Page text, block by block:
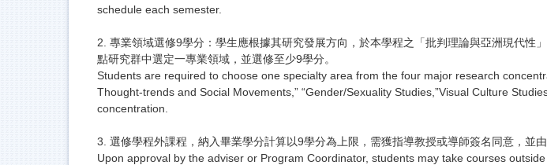
schedule each semester.
2. 專業領域選修9學分：學生應根據其研究發展方向，於本學程之「批判理論與亞洲現代
點研究群中選定一專業領域，並選修至少9學分。
Students are required to choose one specialty area from the four major research
Thought-trends and Social Movements,” “Gender/Sexuality Studies,”Visual Culture
concentration.
3. 選修學程外課程，納入畢業學分計算以9學分為上限，需獲指導教授或導師簽名同意，並由
Upon approval by the adviser or Program Coordinator, students may take courses